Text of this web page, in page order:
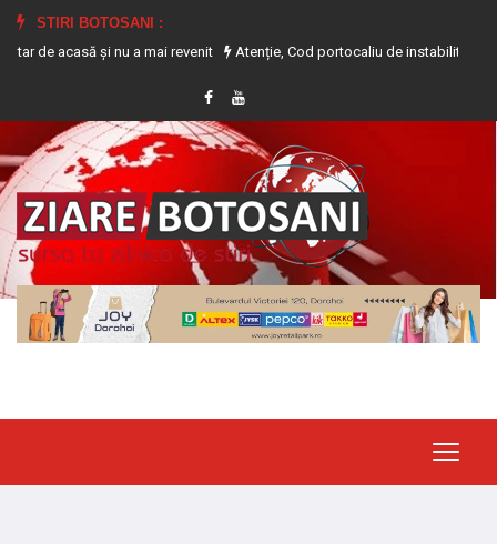
STIRI BOTOSANI :
și nu a mai revenit
Atenție, Cod portocaliu de instabilitate atmosferică